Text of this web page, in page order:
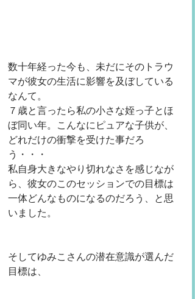
数十年経った今も、未だにそのトラウ
マが彼女の生活に影響を及ぼしている
なんて。
７歳と言ったら私の小さな姪っ子とほ
ぼ同い年。こんなにピュアな子供が、
どれだけの衝撃を受けた事だろ
う・・・
私自身大きなやり切れなさを感じなが
ら、彼女のこのセッションでの目標は
一体どんなものになるのだろう、と思
いました。
そしてゆみこさんの潜在意識が選んだ
目標は、